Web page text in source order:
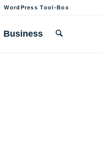
WordPress Tool-Box
Business